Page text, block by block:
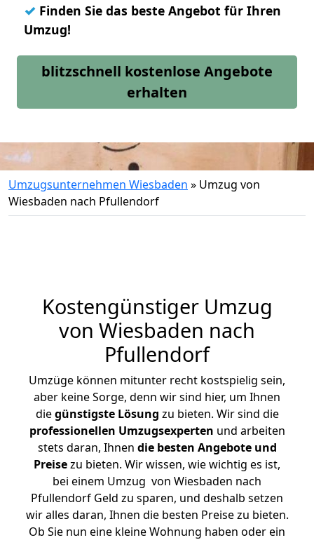
✓ Finden Sie das beste Angebot für Ihren
Umzug!
blitzschnell kostenlose Angebote
erhalten
Umzugsunternehmen Wiesbaden » Umzug von
Wiesbaden nach Pfullendorf
Kostengünstiger Umzug
von Wiesbaden nach
Pfullendorf
Umzüge können mitunter recht kostspielig sein,
aber keine Sorge, denn wir sind hier, um Ihnen
diegünstigste Lösung zu bieten. Wir sind die
professionellen Umzugsexperten und arbeiten
stets daran, Ihnen die besten Angebote und
Preisezu bieten. Wir wissen, wie wichtig es ist,
bei einem Umzug von Wiesbaden nach
Pfullendorf Geld zu sparen, und deshalb setzen
wir alles daran, Ihnen die besten Preise zu bieten.
Ob Sie nun eine kleine Wohnung haben oder ein